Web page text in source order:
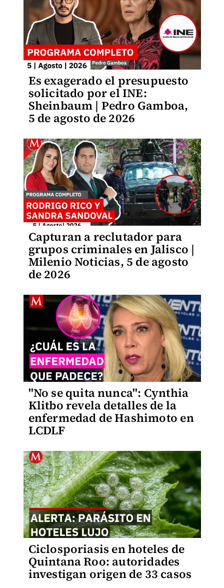
Es exagerado el presupuesto
solicitado por el INE:
Sheinbaum | Pedro Gamboa,
5 de agosto de 2026
Capturan a reclutador para
grupos criminales en Jalisco |
Milenio Noticias, 5 de agosto
de 2026
"No se quita nunca": Cynthia
Klitbo revela detalles de la
enfermedad de Hashimoto en
LCDLF
Ciclosporiasis en hoteles de
Quintana Roo: autoridades
investigan origen de 33 casos